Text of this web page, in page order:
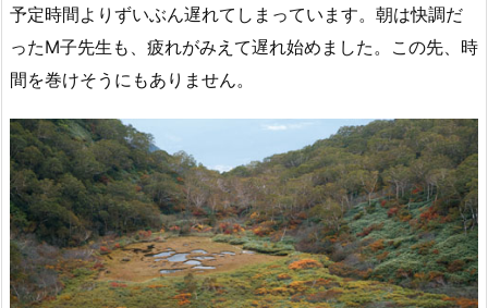
予定時間よりずいぶん遅れてしまっています。朝は快調だ
ったM子先生も、疲れがみえて遅れ始めました。この先、時
間を巻けそうにもありません。